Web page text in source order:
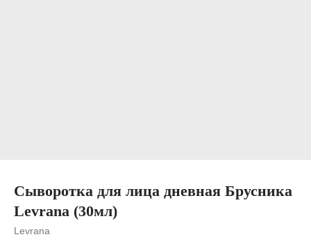
Сыворотка для лица дневная Брусника
Levrana (30мл)
Levrana